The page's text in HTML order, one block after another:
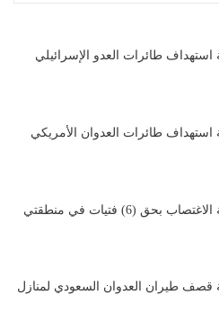
استهداف طائرات العدو الإسرائيلي
استهداف طائرات العدوان الأمريكي
بيان إدانة جريمة الاغتصاب بحق (6) فتيات في منطقتي
قصف طيران العدوان السعودي لمنازل